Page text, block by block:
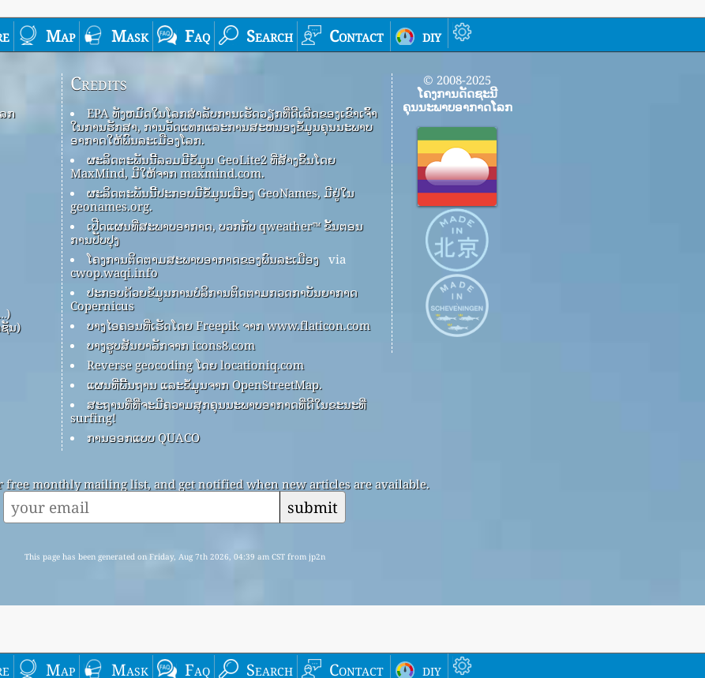
Map Mask Faq Search Contact diy
Map Mask Faq Search Contact diy
ກ
ນ)
Credits
EPA ທັງ​ຫມົດ​ໃນ​ໂລກ​ສໍາ​ລັບ​ການ​ເຮັດ​ວຽກ​ທີ່​ດີ​ເລີດ​ຂອງ​ເຂົາ​ເຈົ້າ​
ໃນ​ການ​ຮັກ​ສາ​, ການ​ວັດ​ແທກ​ແລະ​ການ​ສະ​ຫນອງ​ຂໍ້​ມູນ​ຄຸນ​ນະ​ພາບ​
ອາ​ກາດ​ໃຫ້​ພົນ​ລະ​ເມືອງ​ໂລກ​.
ຜະລິດຕະພັນນີ້ລວມມີຂໍ້ມູນ GeoLite2 ທີ່ສ້າງຂຶ້ນໂດຍ
MaxMind, ມີໃຫ້ຈາກ maxmind.com.
ຜະລິດຕະພັນນີ້ປະກອບມີຂໍ້ມູນເມືອງ GeoNames, ມີຢູ່ໃນ
geonames.org.
ເປີດແຜນທີ່ສະພາບອາກາດ, ບວກກັບ qweather™ ຂັ້ນຕອນ
ການປັບປຸງ
ໂຄງການຕິດຕາມສະພາບອາກາດຂອງພົນລະເມືອງ via
cwop.waqi.info
ປະກອບດ້ວຍຂໍ້ມູນການບໍລິການຕິດຕາມກວດກາບັນຍາກາດ
Copernicus
ບາງໄອຄອນທີ່ເຮັດໂດຍ Freepik ຈາກ www.flaticon.com
ບາງຮູບສັນຍາລັກຈາກ icons8.com
Reverse geocoding ໂດຍ locationiq.com
ແຜນທີ່ພື້ນຖານ ແລະຂໍ້ມູນຈາກ OpenStreetMap.
ສະຖານທີ່ທີ່ຈະມີຄວາມສຸກຄຸນນະພາບອາກາດທີ່ດີໃນຂະນະທີ່
surfing!
ການອອກແບບ QUACO
© 2008-2025
ໂຄງການດັດຊະນີ
ຄຸນນະພາບອາກາດໂລກ
free monthly mailing list, and get notified when new articles are available.
submit
This page has been generated on Friday, Aug 7th 2026, 04:39 am CST from jp2n